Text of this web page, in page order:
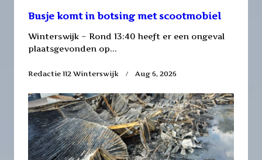
Busje komt in botsing met scootmobiel
Winterswijk – Rond 13:40 heeft er een ongeval
plaatsgevonden op...
Redactie 112 Winterswijk Aug 6, 2026